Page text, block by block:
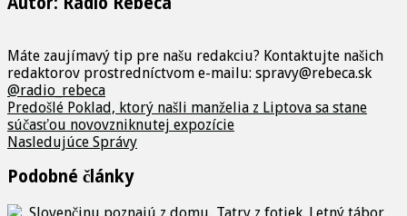
Máte zaujímavý tip pre našu redakciu? Kontaktujte našich
redaktorov prostredníctvom e-mailu: spravy@rebeca.sk
@radio_rebeca
Predošlé Poklad, ktorý našli manželia z Liptova sa stane
súčasťou novovzniknutej expozície
Nasledujúce Správy
Podobné články